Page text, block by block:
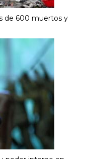
de 600 muertos y